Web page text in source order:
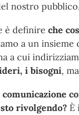
nostro
è definire che
a un
a cui
i bisogni,
comunicazione
rivolgendo? È